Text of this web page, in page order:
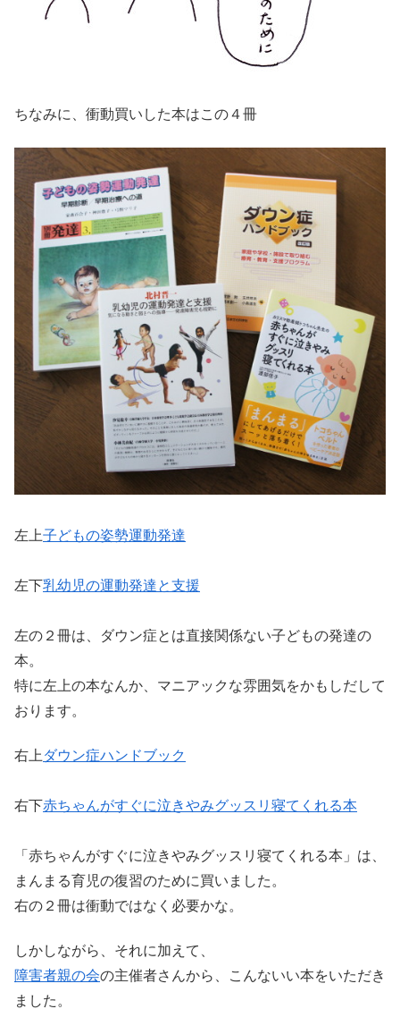
ちなみに、衝動買いした本はこの４冊
左上子どもの姿勢運動発達
左下乳幼児の運動発達と支援
左の２冊は、ダウン症とは直接関係ない子どもの発達の
本。
特に左上の本なんか、マニアックな雰囲気をかもしだして
おります。
右上 ダウン症ハンドブック
右下赤ちゃんがすぐに泣きやみグッスリ寝てくれる本
「赤ちゃんがすぐに泣きやみグッスリ寝てくれる本」は、
まんまる育児の復習のために買いました。
右の２冊は衝動ではなく必要かな。
しかしながら、それに加えて、
障害者親の会の主催者さんから、こんないい本をいただき
ました。